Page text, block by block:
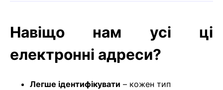
Навіщо нам усі ці
електронні адреси?
Легше ідентифікувати – кожен тип